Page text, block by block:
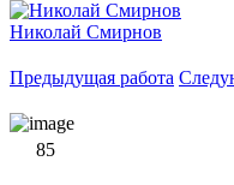
Николай Смирнов
Предыдущая работа
85